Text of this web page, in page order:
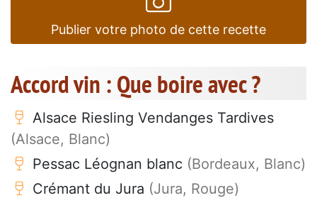
Publier votre photo de cette recette
Accord vin : Que boire avec ?
Alsace Riesling Vendanges Tardives
(Alsace, Blanc)
Pessac Léognan blanc (Bordeaux, Blanc)
Crémant du Jura (Jura, Rouge)